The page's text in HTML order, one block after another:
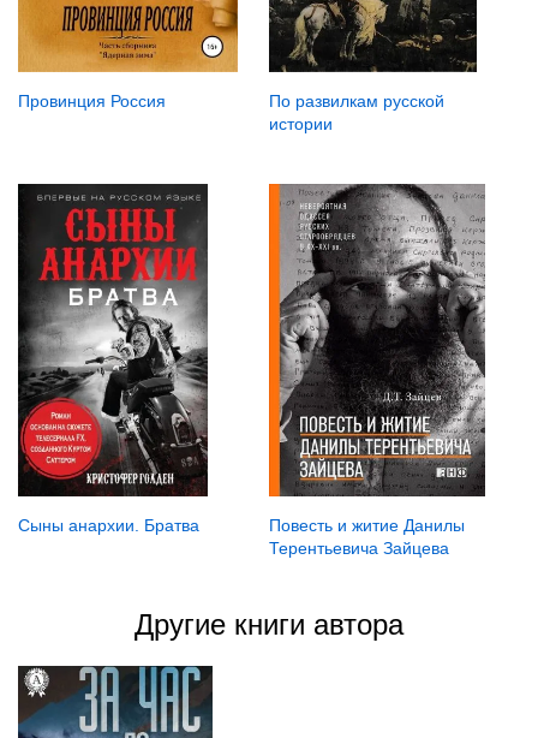
Провинция Россия
По развилкам русской
истории
Сыны анархии. Братва
Повесть и житие Данилы
Терентьевича Зайцева
Другие книги автора